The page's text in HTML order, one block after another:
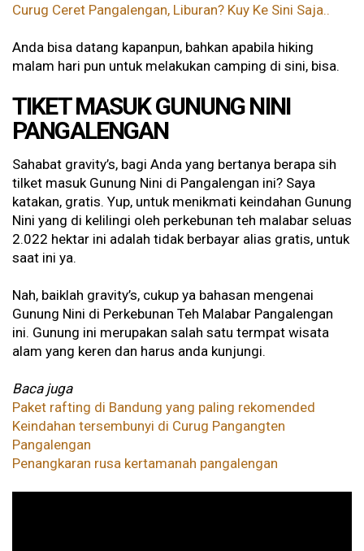
Curug Ceret Pangalengan, Liburan? Kuy Ke Sini Saja..
Anda bisa datang kapanpun, bahkan apabila hiking
malam hari pun untuk melakukan camping di sini, bisa.
TIKET MASUK GUNUNG NINI
PANGALENGAN
Sahabat gravity’s, bagi Anda yang bertanya berapa sih
tilket masuk Gunung Nini di Pangalengan ini? Saya
katakan, gratis. Yup, untuk menikmati keindahan Gunung
Nini yang di kelilingi oleh perkebunan teh malabar seluas
2.022 hektar ini adalah tidak berbayar alias gratis, untuk
saat ini ya.
Nah, baiklah gravity’s, cukup ya bahasan mengenai
Gunung Nini di Perkebunan Teh Malabar Pangalengan
ini. Gunung ini merupakan salah satu termpat wisata
alam yang keren dan harus anda kunjungi.
Baca juga
Paket rafting di Bandung yang paling rekomended
Keindahan tersembunyi di Curug Pangangten
Pangalengan
Penangkaran rusa kertamanah pangalengan